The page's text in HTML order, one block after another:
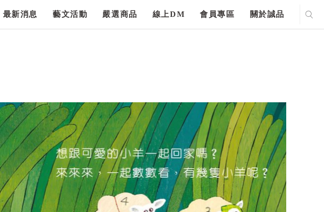
最新消息 藝文活動 嚴選商品 線上DM 會員專區 關於誠品